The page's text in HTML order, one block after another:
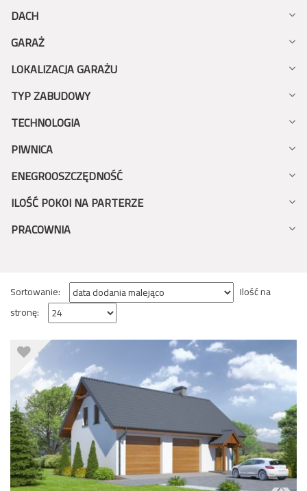
DACH
GARAŻ
LOKALIZACJA GARAŻU
TYP ZABUDOWY
TECHNOLOGIA
PIWNICA
ENEGROOSZCZĘDNOŚĆ
ILOŚĆ POKOI NA PARTERZE
PRACOWNIA
Sortowanie:
Ilość na
stronę: